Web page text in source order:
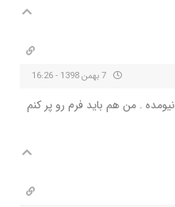
. من هم باید فرم رو پر کنم